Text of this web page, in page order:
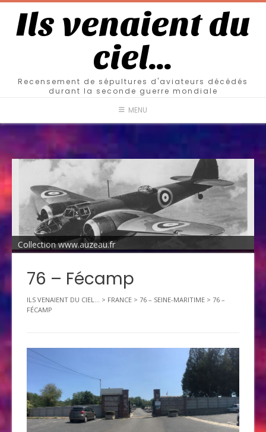
Ils venaient du
ciel…
Recensement de sépultures d'aviateurs décédés
durant la seconde guerre mondiale
MENU
Collection www.auzeau.fr
76 – Fécamp
ILS VENAIENT DU CIEL... > FRANCE > 76 – SEINE-MARITIME > 76 –
FÉCAMP